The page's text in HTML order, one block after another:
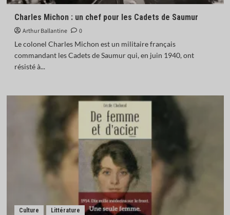
Charles Michon : un chef pour les Cadets de Saumur
Arthur Ballantine
0
Le colonel Charles Michon est un militaire français
commandant les Cadets de Saumur qui, en juin 1940, ont
résisté à...
Culture Littérature